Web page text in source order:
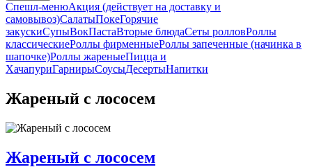
Спешл-менюАкция (действует на доставку и
самовывоз)СалатыПокеГорячие
закускиСупыВокПастаВторые блюдаСеты ролловРоллы
классическиеРоллы фирменныеРоллы запеченные (начинка в
шапочке)Роллы жареныеПицца и
ХачапуриГарнирыСоусыДесертыНапитки
Жареный с лососем
Жареный с лососем